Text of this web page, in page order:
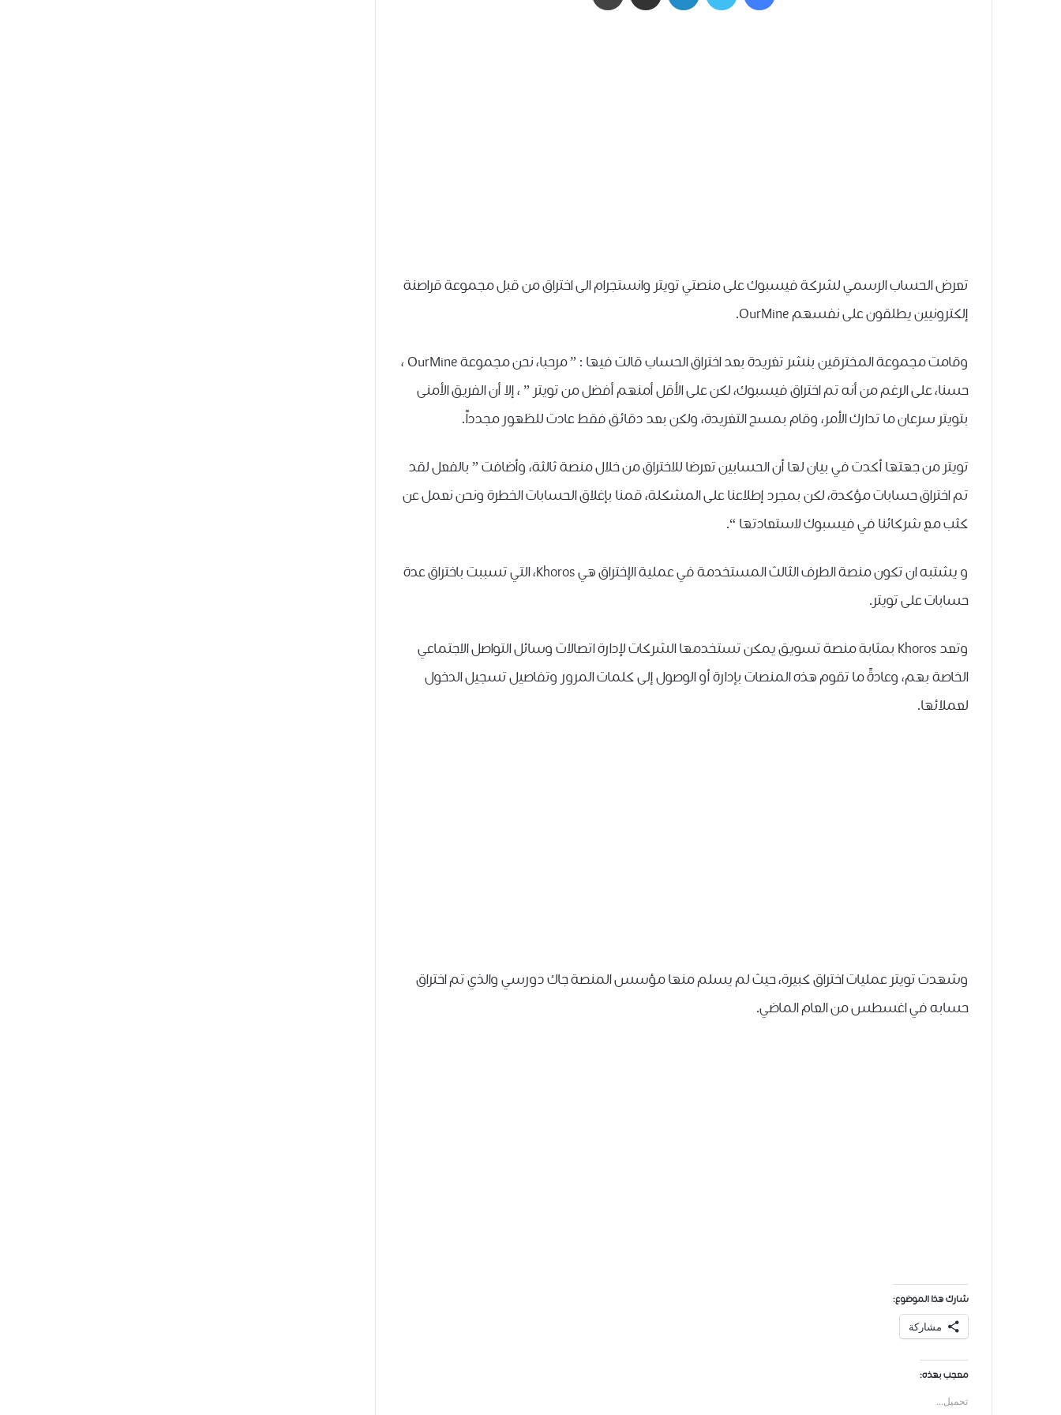
تعرض الحساب الرسمي لشركة فيسبوك على منصتي تويتر وانستجرام الى اختراق من قبل مجموعة ﻗﺮﺍﺻﻨﺔ
ﺇﻟﻜﺘﺮﻭﻧﻴﻴﻦ ﻳﻄﻠﻘﻮﻥ ﻋﻠﻰ ﻧﻔﺴﻬﻢ OurMine.
وقامت مجموعة المخترقين بنشر ﺗﻐﺮﻳﺪﺓ ﺑﻌﺪ ﺍﺧﺘﺮﺍﻕ ﺍﻟﺤﺴﺎﺏ ﻗﺎﻟﺖ ﻓﻴﻬﺎ : ” ﻣﺮﺣﺒﺎ، ﻧﺤﻦ ﻣﺠﻤﻮﻋﺔ OurMine ،
ﺣﺴﻨﺎ، ﻋﻠﻰ ﺍﻟﺮﻏﻢ ﻣﻦ ﺃﻧﻪ ﺗﻢ ﺍﺧﺘﺮﺍﻕ ﻓﻴﺴﺒﻮﻙ، ﻟﻜﻦ ﻋﻠﻰ ﺍﻷﻗﻞ ﺃﻣﻨﻬﻢ ﺃﻓﻀﻞ ﻣﻦ ﺗﻮﻳﺘﺮ ” ، ﺇﻻ ﺃﻥ ﺍﻟﻔﺮﻳﻖ ﺍﻷﻣﻨﻰ
ﺑﺘﻮﻳﺘﺮ ﺳﺮﻋﺎﻥ ﻣﺎ ﺗﺪﺍﺭﻙ ﺍﻷﻣﺮ، ﻭﻗﺎﻡ ﺑﻤﺴﺢ ﺍﻟﺘﻐﺮﻳﺪﺓ، ﻭﻟﻜﻦ ﺑﻌﺪ ﺩﻗﺎﺋﻖ ﻓﻘﻂ ﻋﺎﺩﺕ ﻟﻠﻈﻬﻮﺭ مجدداً.
تويتر من جهتها أكدت ﻓﻲ ﺑﻴﺎﻥ لها ﺃﻥ ﺍﻟﺤﺴﺎﺑﻴﻦ ﺗﻌﺮﺿﺎ ﻟﻼﺧﺘﺮﺍﻕ ﻣﻦ ﺧﻼﻝ ﻣﻨﺼﺔ ﺛﺎﻟﺜﺔ، ﻭﺃﺿﺎفت ” ﺑﺎﻟﻔﻌﻞ ﻟﻘﺪ
ﺗﻢ ﺍﺧﺘﺮﺍﻕ ﺣﺴﺎﺑﺎﺕ ﻣﺆﻛﺪﺓ، ﻟﻜﻦ ﺑﻤﺠﺮﺩ ﺇﻃﻼﻋﻨﺎ ﻋﻠﻰ ﺍﻟﻤﺸﻜﻠﺔ، ﻗﻤﻨﺎ ﺑﺈﻏﻼﻕ ﺍﻟﺤﺴﺎﺑﺎﺕ ﺍﻟﺨﻄﺮﺓ ﻭﻧﺤﻦ ﻧﻌﻤﻞ ﻋﻦ
ﻛﺜﺐ ﻣﻊ ﺷﺮﻛﺎﺋﻨﺎ ﻓﻲ ﻓﻴﺴﺒﻮﻙ ﻻﺳﺘﻌﺎﺩﺗﻬﺎ “.
و يشتبه ان تكون منصة الطرف الثالث المستخدمة في عملية الإختراق هي Khoros، ﺍﻟﺘﻲ تسببت ﺑﺎﺧﺘﺮﺍﻕ ﻋﺪﺓ
ﺣﺴﺎﺑﺎﺕ على ﺗﻮﻳﺘﺮ.
ﻭﺗﻌﺪ Khoros ﺑﻤﺜﺎﺑﺔ ﻣﻨﺼﺔ ﺗﺴﻮﻳﻖ ﻳﻤﻜﻦ تستخدمها الشركات ﻹﺩﺍﺭﺓ ﺍﺗﺼﺎﻻﺕ ﻭﺳﺎﺋﻞ ﺍﻟﺘﻮﺍﺻﻞ ﺍﻻﺟﺘﻤﺎﻋﻲ
ﺍﻟﺨﺎﺻﺔ ﺑﻬﻢ، ﻭﻋﺎﺩﺓً ﻣﺎ ﺗﻘﻮﻡ ﻫﺬﻩ ﺍﻟﻤﻨﺼﺎﺕ ﺑﺈﺩﺍﺭﺓ ﺃﻭ ﺍﻟﻮﺻﻮﻝ ﺇﻟﻰ ﻛﻠﻤﺎﺕ ﺍﻟﻤﺮﻭﺭ ﻭﺗﻔﺎﺻﻴﻞ ﺗﺴﺠﻴﻞ ﺍﻟﺪﺧﻮﻝ
ﻟﻌﻤﻼﺋﻬﺎ.
وشهدت تويتر عمليات اختراق كبيرة، حيث لم يسلم منها مؤسس المنصة جاك دورسي والذي تم اختراق
حسابه في اغسطس من العام الماضي.
شارك هذا الموضوع:
مشاركة
معجب بهذه:
تحميل...